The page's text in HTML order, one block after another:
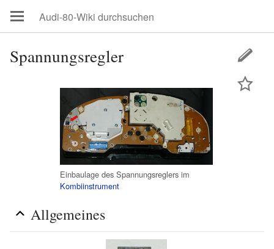
Spannungsregler
Einbaulage des Spannungsreglers im
Kombiinstrument
Allgemeines